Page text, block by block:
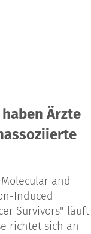
Ärzte
and
Induced
Survivors" läuft
richtet sich an